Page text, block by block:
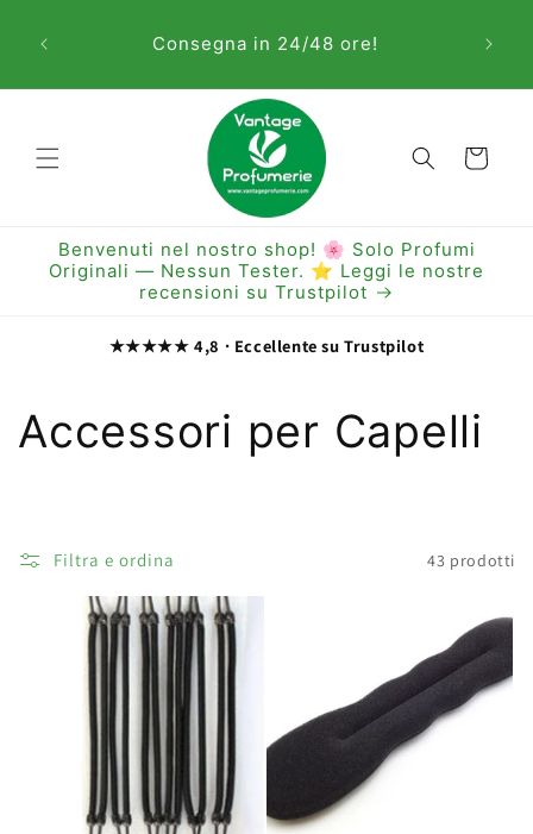
ai contenuti
Consegna in 24/48 ore!
Carrello
Benvenuti nel nostro shop! 🌸 Solo Profumi
Originali — Nessun Tester. ⭐ Leggi le nostre
recensioni su Trustpilot
★★★★★ 4,8 · Eccellente su Trustpilot
C
l
Accessori per Capelli
Filtra e ordina 43 prodotti